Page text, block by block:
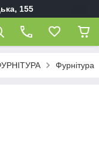
155
Фурнітура